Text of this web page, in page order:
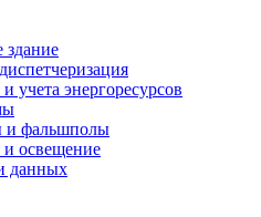
здание
учета энергоресурсов
и фальшполы
освещение
данных